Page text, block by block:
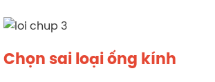
Chọn sai loại ống kính